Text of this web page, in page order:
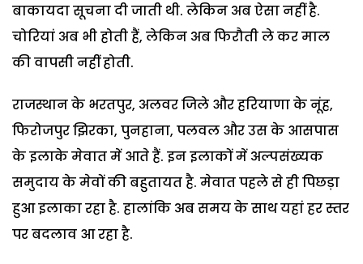
बाकायदा सूचना दी जाती थी. लेकिन अब ऐसा नहीं है.
चोरियां अब भी होती हैं, लेकिन अब फिरौती ले कर माल
की वापसी नहीं होती.
राजस्थान के भरतपुर, अलवर जिले और हरियाणा के नूंह,
फिरोजपुर झिरका, पुनहाना, पलवल और उस के आसपास
के इलाके मेवात में आते हैं. इन इलाकों में अल्पसंख्यक
समुदाय के मेवों की बहुतायत है. मेवात पहले से ही पिछड़ा
हुआ इलाका रहा है. हालांकि अब समय के साथ यहां हर स्तर
पर बदलाव आ रहा है.